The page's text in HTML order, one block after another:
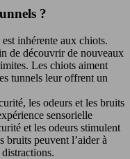
?
inhérente aux chiots.
de découvrir de nouveaux
Les chiots aiment
tunnels leur offrent un
les odeurs et les bruits
sensorielle
et les odeurs stimulent
bruits peuvent l’aider à